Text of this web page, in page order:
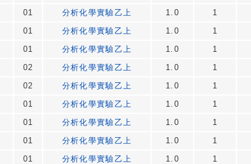
01 分析化學實驗乙上 1.0 1
01 分析化學實驗乙上 1.0 1
01 分析化學實驗乙上 1.0 1
02 分析化學實驗乙上 1.0 1
02 分析化學實驗乙上 1.0 1
01 分析化學實驗乙上 1.0 1
01 分析化學實驗乙上 1.0 1
01 分析化學實驗乙上 1.0 1
01 分析化學實驗乙上 1.0 1